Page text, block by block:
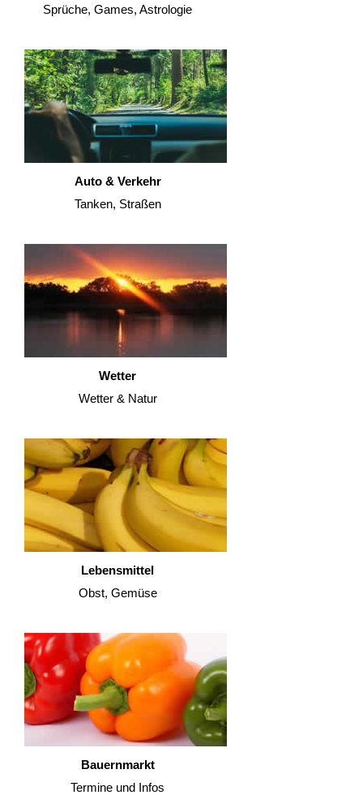
Sprüche, Games, Astrologie
Auto & Verkehr
Tanken, Straßen
Wetter
Wetter & Natur
Lebensmittel
Obst, Gemüse
Bauernmarkt
Termine und Infos